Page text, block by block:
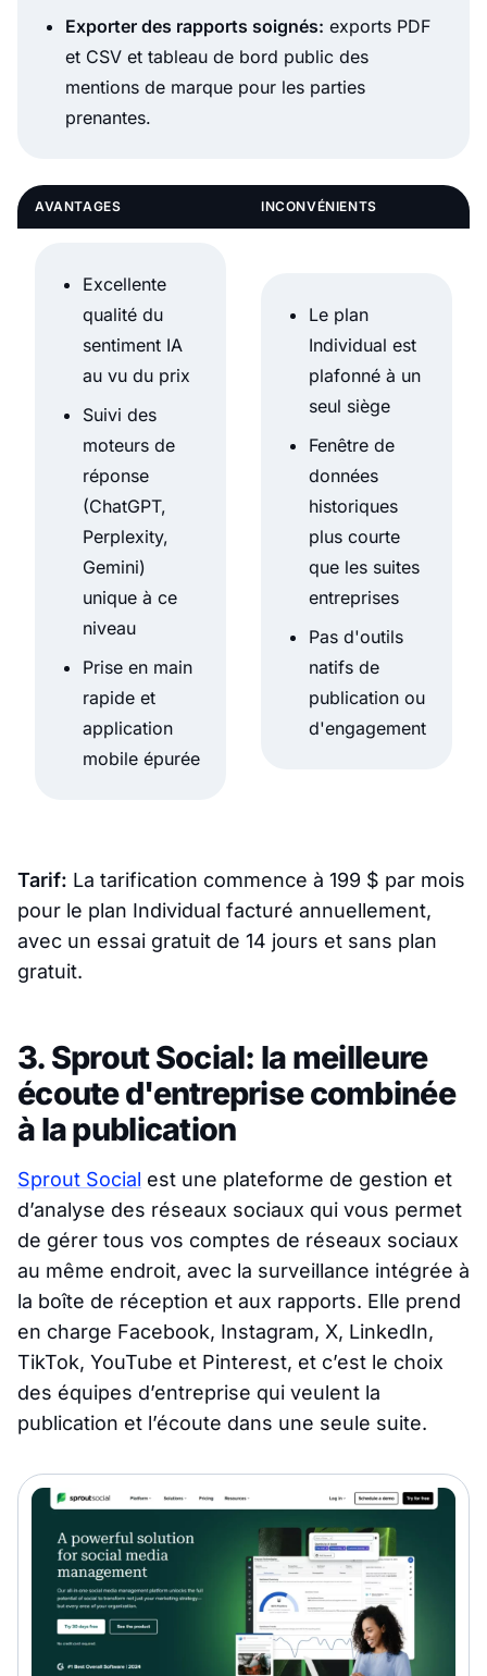
Exporter des rapports soignés: exports PDF
et CSV et tableau de bord public des
mentions de marque pour les parties
prenantes.
AVANTAGES INCONVÉNIENTS
Excellente
qualité du
sentiment IA
au vu du prix
Suivi des
moteurs de
réponse
(ChatGPT,
Perplexity,
Gemini)
unique à ce
niveau
Prise en main
rapide et
application
mobile épurée
Le plan
Individual est
plafonné à un
seul siège
Fenêtre de
données
historiques
plus courte
que les suites
entreprises
Pas d'outils
natifs de
publication ou
d'engagement
Tarif: La tarification commence à 199 $ par mois
pour le plan Individual facturé annuellement,
avec un essai gratuit de 14 jours et sans plan
gratuit.
3. Sprout Social: la meilleure
écoute d'entreprise combinée
à la publication
Sprout Social est une plateforme de gestion et
d’analyse des réseaux sociaux qui vous permet
de gérer tous vos comptes de réseaux sociaux
au même endroit, avec la surveillance intégrée à
la boîte de réception et aux rapports. Elle prend
en charge Facebook, Instagram, X, LinkedIn,
TikTok, YouTube et Pinterest, et c’est le choix
des équipes d’entreprise qui veulent la
publication et l’écoute dans une seule suite.